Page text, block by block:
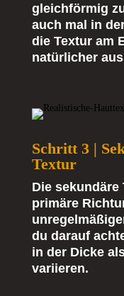
gleichförmig
auch mal in
die Textur am
natürlicher
Schritt 3 |
Textur
Die
primäre
du darauf
in der Dicke
variieren.